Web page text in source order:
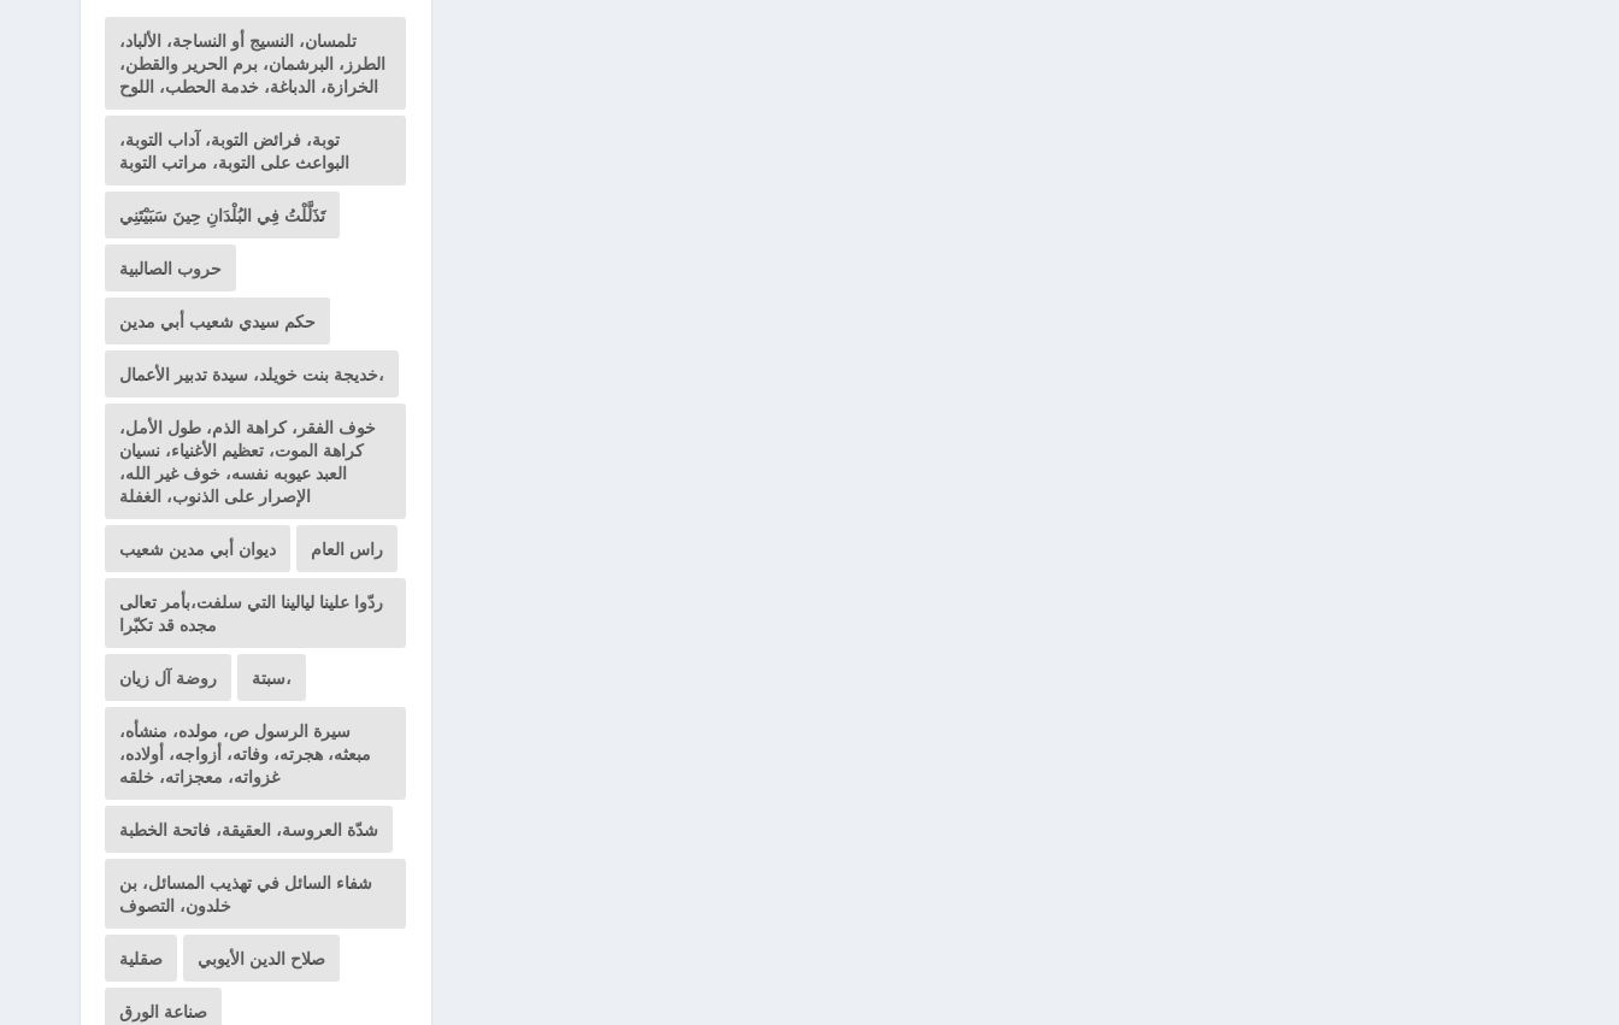
تلمسان، النسيج أو النساجة، الألباد،
الطرز، البرشمان، برم الحرير والقطن،
الخرازة، الدباغة، خدمة الحطب، اللوح
توبة، فرائض التوبة، آداب التوبة،
البواعث على التوبة، مراتب التوبة
تَذَلَّلْتُ فِي البُلْدَانِ حِينَ سَبَيْتَنِي
حروب الصالبية
حكم سيدي شعيب أبي مدين
خديجة بنت خويلد، سيدة تدبير الأعمال،
خوف الفقر، كراهة الذم، طول الأمل،
كراهة الموت، تعظيم الأغنياء، نسيان
العبد عيوبه نفسه، خوف غير الله،
الإصرار على الذنوب، الغفلة
ديوان أبي مدين شعيب راس العام
ردّوا علينا ليالينا التي سلفت،بأمر تعالى
مجده قد تكبّرا
روضة آل زيان سبتة،
سيرة الرسول ص، مولده، منشأه،
مبعثه، هجرته، وفاته، أزواجه، أولاده،
غزواته، معجزاته، خلقه
شدّة العروسة، العقيقة، فاتحة الخطبة
شفاء السائل في تهذيب المسائل، بن
خلدون، التصوف
صقلية صلاح الدين الأيوبي
صناعة الورق